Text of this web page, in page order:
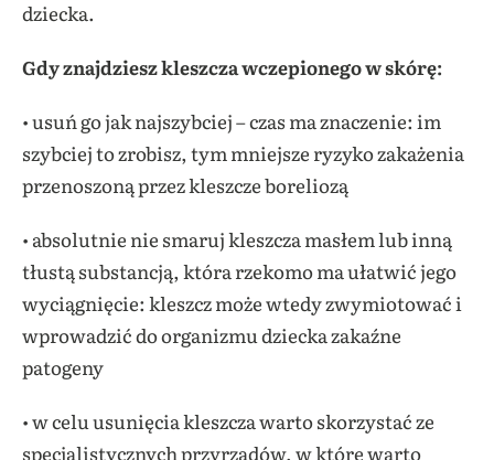
dziecka.
Gdy znajdziesz kleszcza wczepionego w skórę:
• usuń go jak najszybciej – czas ma znaczenie: im
szybciej to zrobisz, tym mniejsze ryzyko zakażenia
przenoszoną przez kleszcze boreliozą
• absolutnie nie smaruj kleszcza masłem lub inną
tłustą substancją, która rzekomo ma ułatwić jego
wyciągnięcie: kleszcz może wtedy zwymiotować i
wprowadzić do organizmu dziecka zakaźne
patogeny
• w celu usunięcia kleszcza warto skorzystać ze
specjalistycznych przyrządów, w które warto